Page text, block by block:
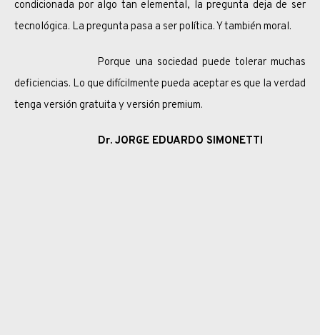
condicionada por algo tan elemental, la pregunta deja de ser
tecnológica. La pregunta pasa a ser política. Y también moral.
Porque una sociedad puede tolerar muchas
deficiencias. Lo que difícilmente pueda aceptar es que la verdad
tenga versión gratuita y versión premium.
Dr. JORGE EDUARDO SIMONETTI